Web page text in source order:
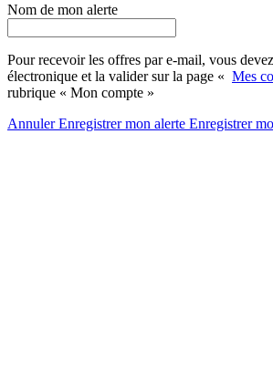
Nom de mon alerte
Pour recevoir les offres par e-mail, vous
électronique et la valider sur la page « Mes
rubrique « Mon compte »
AnnulerEnregistrer mon alerte Enregistrer